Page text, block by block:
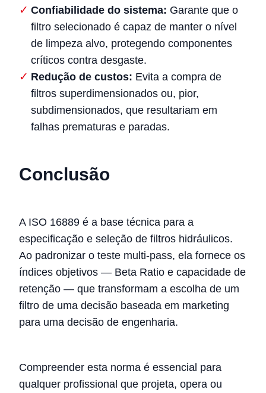
Confiabilidade do sistema: Garante que o
filtro selecionado é capaz de manter o nível
de limpeza alvo, protegendo componentes
críticos contra desgaste.
Redução de custos: Evita a compra de
filtros superdimensionados ou, pior,
subdimensionados, que resultariam em
falhas prematuras e paradas.
Conclusão
A ISO 16889 é a base técnica para a
especificação e seleção de filtros hidráulicos.
Ao padronizar o teste multi-pass, ela fornece os
índices objetivos — Beta Ratio e capacidade de
retenção — que transformam a escolha de um
filtro de uma decisão baseada em marketing
para uma decisão de engenharia.
Compreender esta norma é essencial para
qualquer profissional que projeta, opera ou